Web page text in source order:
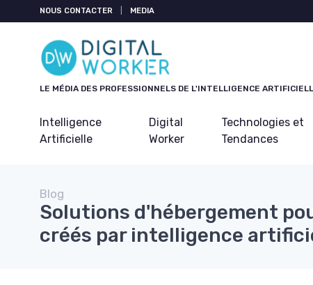
NOUS CONTACTER MEDIA
LE MÉDIA DES PROFESSIONNELS DE L'INTELLIGENCE
Intelligence
Artificielle
Digital
Worker
Technologies et
Tendances
Blog
Solutions d'hébergement
créés par intelligence
Panneau de gestion des cookies